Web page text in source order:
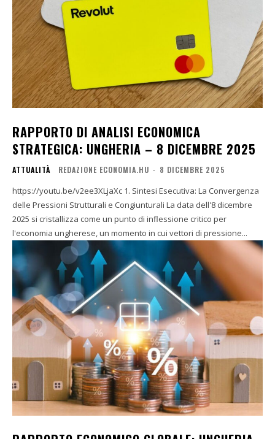
RAPPORTO DI ANALISI ECONOMICA
STRATEGICA: UNGHERIA – 8 DICEMBRE 2025
ATTUALITÀ REDAZIONE ECONOMIA.HU - 8 DICEMBRE 2025
https://youtu.be/v2ee3XLjaXc 1. Sintesi Esecutiva: La Convergenza
delle Pressioni Strutturali e Congiunturali La data dell'8 dicembre
2025 si cristallizza come un punto di inflessione critico per
l'economia ungherese, un momento in cui vettori di pressione...